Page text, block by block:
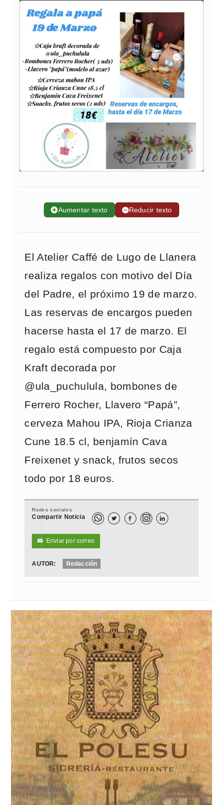
➕Aumentar texto ➖Reducir texto
El Atelier Caffé de Lugo de Llanera
realiza regalos con motivo del Día
del Padre, el próximo 19 de marzo.
Las reservas de encargos pueden
hacerse hasta el 17 de marzo. El
regalo está compuesto por Caja
Kraft decorada por
@ula_puchulula, bombones de
Ferrero Rocher, Llavero “Papá”,
cerveza Mahou IPA, Rioja Crianza
Cune 18.5 cl, benjamín Cava
Freixenet y snack, frutos secos
todo por 18 euros.
Redes sociales
Compartir Noticia   
✉ Enviar por correo
AUTOR: Redacción